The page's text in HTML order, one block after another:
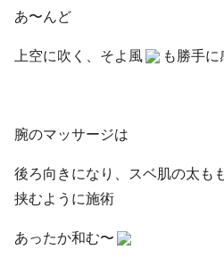
あ〜んど
上空に吹く、そよ風 も勝手に
腕のマッサージは
後ろ向きになり、スベ肌の太も
挟むように施術
あったか和む〜